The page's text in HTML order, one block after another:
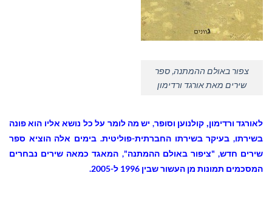
צפור באולם ההמתנה, ספר
שירים מאת אורגד ורדימון
לאורגד ורדימון, קולנוען וסופר, יש מה לומר על כל נושא אליו הוא פונה
בשירתו, בעיקר בשירתו החברתית-פוליטית. בימים אלה הוציא ספר
שירים חדש, "ציפור באולם ההמתנה", המאגד כמאה שירים נבחרים
המסכמים תמונות מן העשור שבין 1996 ל-2005.